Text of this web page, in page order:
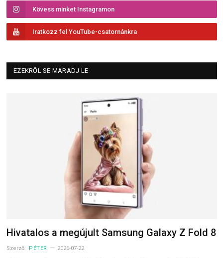
Kövess minket Instagramon
Iratkozz fel YouTube-csatornánkra
EZEKRŐL SE MARADJ LE
Hivatalos a megújult Samsung Galaxy Z Fold 8
Szerző: PÉTER 2026-07-22